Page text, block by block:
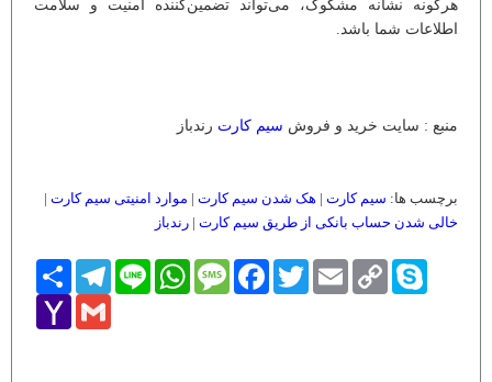
هرگونه نشانه مشکوک، می‌تواند تضمین‌کننده امنیت و سلامت
اطلاعات شما باشد.
منبع : سایت خرید و فروش سیم کارت رندباز
برچسب ها: سیم کارت | هک شدن سیم کارت | موارد امنیتی سیم کارت |
خالی شدن حساب بانکی از طریق سیم کارت | رندباز
اشتراکTelegram Line
WhatsAppMessageFacebookTwitter Email
Copy
Link
Skype
Yahoo
Mail
Gmail